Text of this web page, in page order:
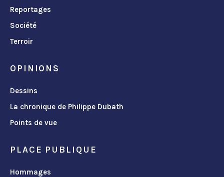
Reportages
Société
Terroir
OPINIONS
Dessins
La chronique de Philippe Dubath
Points de vue
PLACE PUBLIQUE
Hommages